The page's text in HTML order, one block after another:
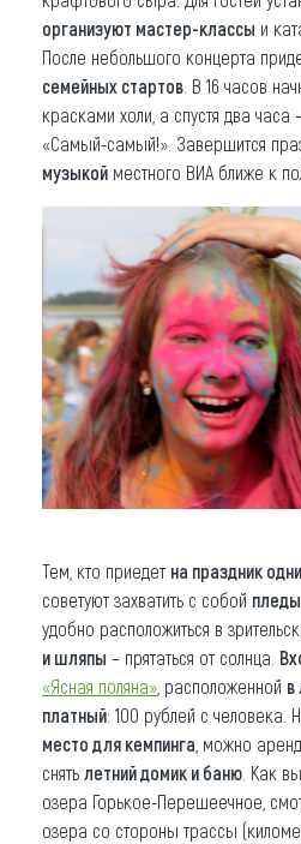
организуют мастер-классы и
После небольшого концерта
семейных стартов . В 16 часов
красками холи, а спустя два часа
«Самый-самый!». Завершится
музыкой местного ВИА ближе к
Тем, кто приедет на праздник
советуют захватить с собой
удобно расположиться в
и шляпы – прятаться от солнца.
«Ясная поляна» , расположенной в
платный: 100 рублей с человека.
место для кемпинга , можно
снять летний домик и баню . Как
озера Горькое-Перешеечное,
озера со стороны трассы